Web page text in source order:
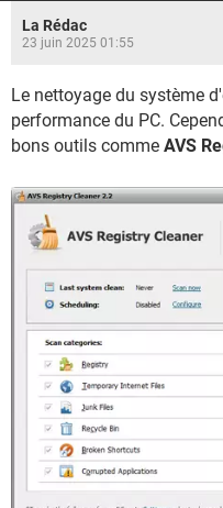
La Rédac
23 juin 2025 01:55
Le nettoyage du système
performance du PC.
bons outils comme AVS